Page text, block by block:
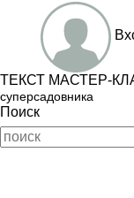
ТЕКСТ МАСТЕР-
суперсадовника
Поиск